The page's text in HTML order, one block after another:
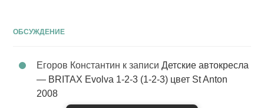
ОБСУЖДЕНИЕ
Егоров Константин к записиДетские автокресла
— BRITAX Evolva 1-2-3 (1-2-3) цвет St Anton
2008